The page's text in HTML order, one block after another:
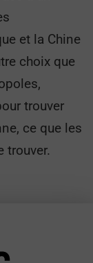
et la Chine
choix que
trouver
ce que les
trouver.